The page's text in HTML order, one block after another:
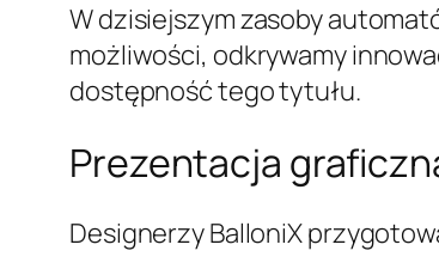
W dzisiejszym zasoby
możliwości, odkrywamy
dostępność tego tytułu.
Prezentacja
Designerzy BalloniX